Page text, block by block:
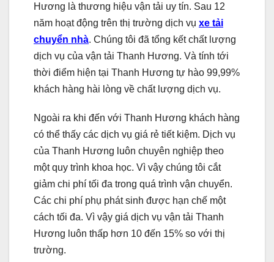
Hương là thương hiệu vận tải uy tín. Sau 12
năm hoạt động trên thị trường dịch vụ xe tải
chuyển nhà. Chúng tôi đã tổng kết chất lượng
dịch vụ của vận tải Thanh Hương. Và tính tới
thời điểm hiện tại Thanh Hương tự hào 99,99%
khách hàng hài lòng về chất lượng dịch vụ.
Ngoài ra khi đến với Thanh Hương khách hàng
có thể thấy các dịch vụ giá rẻ tiết kiệm. Dịch vụ
của Thanh Hương luôn chuyên nghiệp theo
một quy trình khoa học. Vì vậy chúng tôi cắt
giảm chi phí tối đa trong quá trình vận chuyển.
Các chi phí phụ phát sinh được hạn chế một
cách tối đa. Vì vậy giá dịch vụ vận tải Thanh
Hương luôn thấp hơn 10 đến 15% so với thị
trường.